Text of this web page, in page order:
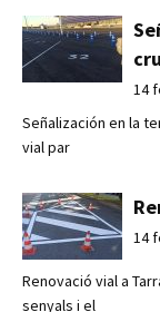
14
Señalización en la
vial par
14
Renovació vial a
senyals i el